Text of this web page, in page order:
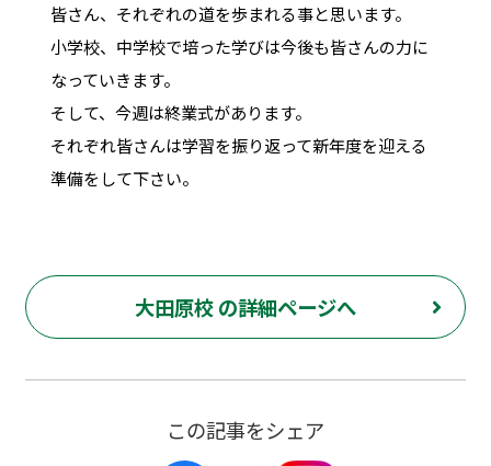
皆さん、それぞれの道を歩まれる事と思います。
小学校、中学校で培った学びは今後も皆さんの力に
なっていきます。
そして、今週は終業式があります。
それぞれ皆さんは学習を振り返って新年度を迎える
準備をして下さい。
大田原校 の詳細ページへ
この記事をシェア